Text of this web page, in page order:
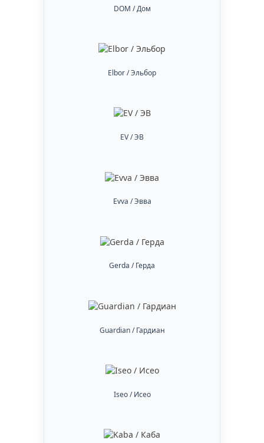
DOM / Дом
Elbor / Эльбор
EV / ЭВ
Evva / Эвва
Gerda / Герда
Guardian / Гардиан
Iseo / Исео